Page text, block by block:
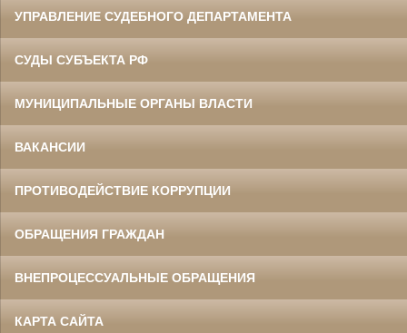
УПРАВЛЕНИЕ СУДЕБНОГО ДЕПАРТАМЕНТА
СУДЫ СУБЪЕКТА РФ
МУНИЦИПАЛЬНЫЕ ОРГАНЫ ВЛАСТИ
ВАКАНСИИ
ПРОТИВОДЕЙСТВИЕ КОРРУПЦИИ
ОБРАЩЕНИЯ ГРАЖДАН
ВНЕПРОЦЕССУАЛЬНЫЕ ОБРАЩЕНИЯ
КАРТА САЙТА